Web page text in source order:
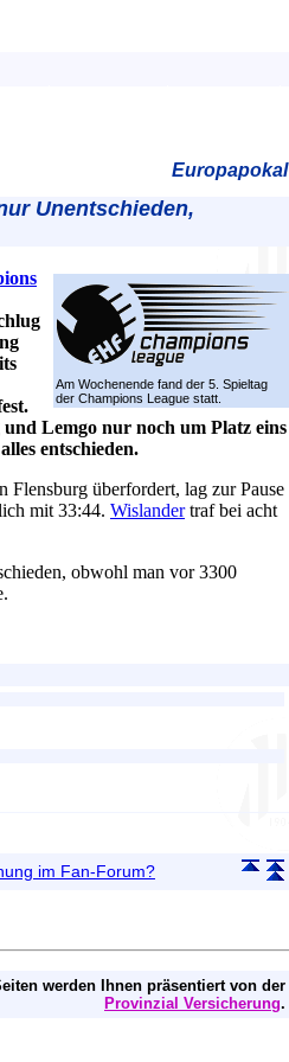
Europapokal
Unentschieden,
Am Wochenende fand der 5. Spieltag
der Champions League statt.
Lemgo nur noch um Platz eins
entschieden.
Flensburg überfordert, lag zur Pause
mit 33:44. Wislandertraf bei acht
obwohl man vor 3300
im Fan-Forum?
werden Ihnen präsentiert von der
Provinzial Versicherung.